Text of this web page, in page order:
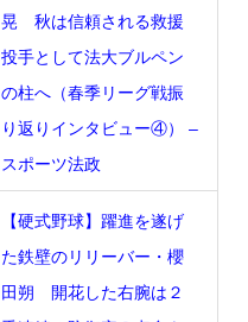
晃 秋は信頼される救援
投手として法大ブルペン
の柱へ（春季リーグ戦振
り返りインタビュー④） –
スポーツ法政
【硬式野球】躍進を遂げ
た鉄壁のリリーバー・櫻
田朔 開花した右腕は２